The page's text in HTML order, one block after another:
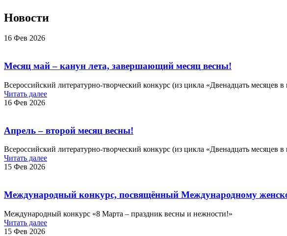
Новости
16 Фев 2026
Месяц май – канун лета, завершающий месяц весны!
Всероссийский литературно-творческий конкурс (из цикла «Двенадцать месяцев
Читать далее
16 Фев 2026
Апрель – второй месяц весны!
Всероссийский литературно-творческий конкурс (из цикла «Двенадцать месяцев
Читать далее
15 Фев 2026
Международный конкурс, посвящённый Международному
Международный конкурс «8 Марта – праздник весны и нежности!»
Читать далее
15 Фев 2026